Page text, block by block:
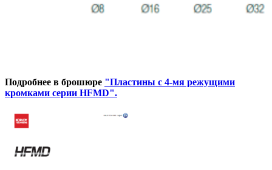
Подробнее в брошюре "Пластины с 4-мя режущими
кромками серии HFMD".